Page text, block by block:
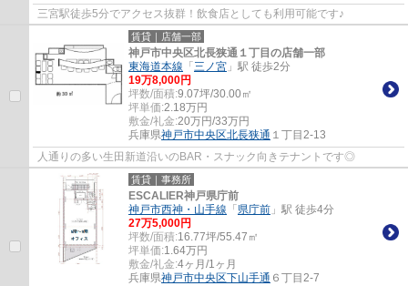
三宮駅徒歩5分でアクセス抜群！飲食店としても利用可能です♪
賃貸｜店舗一部
神戸市中央区北長狭通１丁目の店舗一部
東海道本線 「 三ノ宮 」駅 徒歩2分
19万8,000円
坪数/面積:9.07坪/30.00㎡
坪単価:2.18万円
敷金/礼金:20万円/33万円
兵庫県神戸市中央区北長狭通 １丁目2-13
人通りの多い生田新道沿いのBAR・スナック向きテナントです◎
賃貸｜事務所
ESCALIER神戸県庁前
神戸市西神・山手線 「 県庁前 」駅 徒歩4分
27万5,000円
坪数/面積:16.77坪/55.47㎡
坪単価:1.64万円
敷金/礼金:4ヶ月/1ヶ月
兵庫県神戸市中央区下山手通 ６丁目2-7